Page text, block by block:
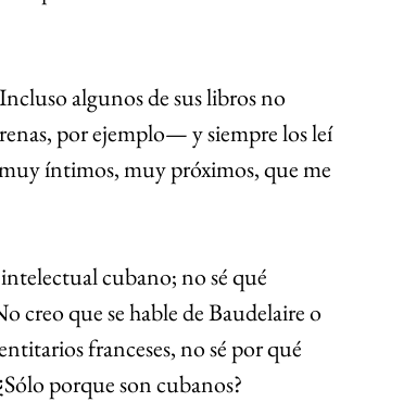
algunos de sus libros no
por ejemplo— y siempre los leí
íntimos, muy próximos, que me
cubano; no sé qué
creo que se hable de Baudelaire o
franceses, no sé por qué
porque son cubanos?